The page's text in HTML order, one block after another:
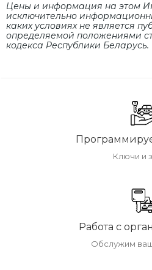
Цены и информация на этом
исключительно
каких условиях не является
определяемой положениями
кодекса Республики Беларусь.
Ключи и
Работа с
Обслужим